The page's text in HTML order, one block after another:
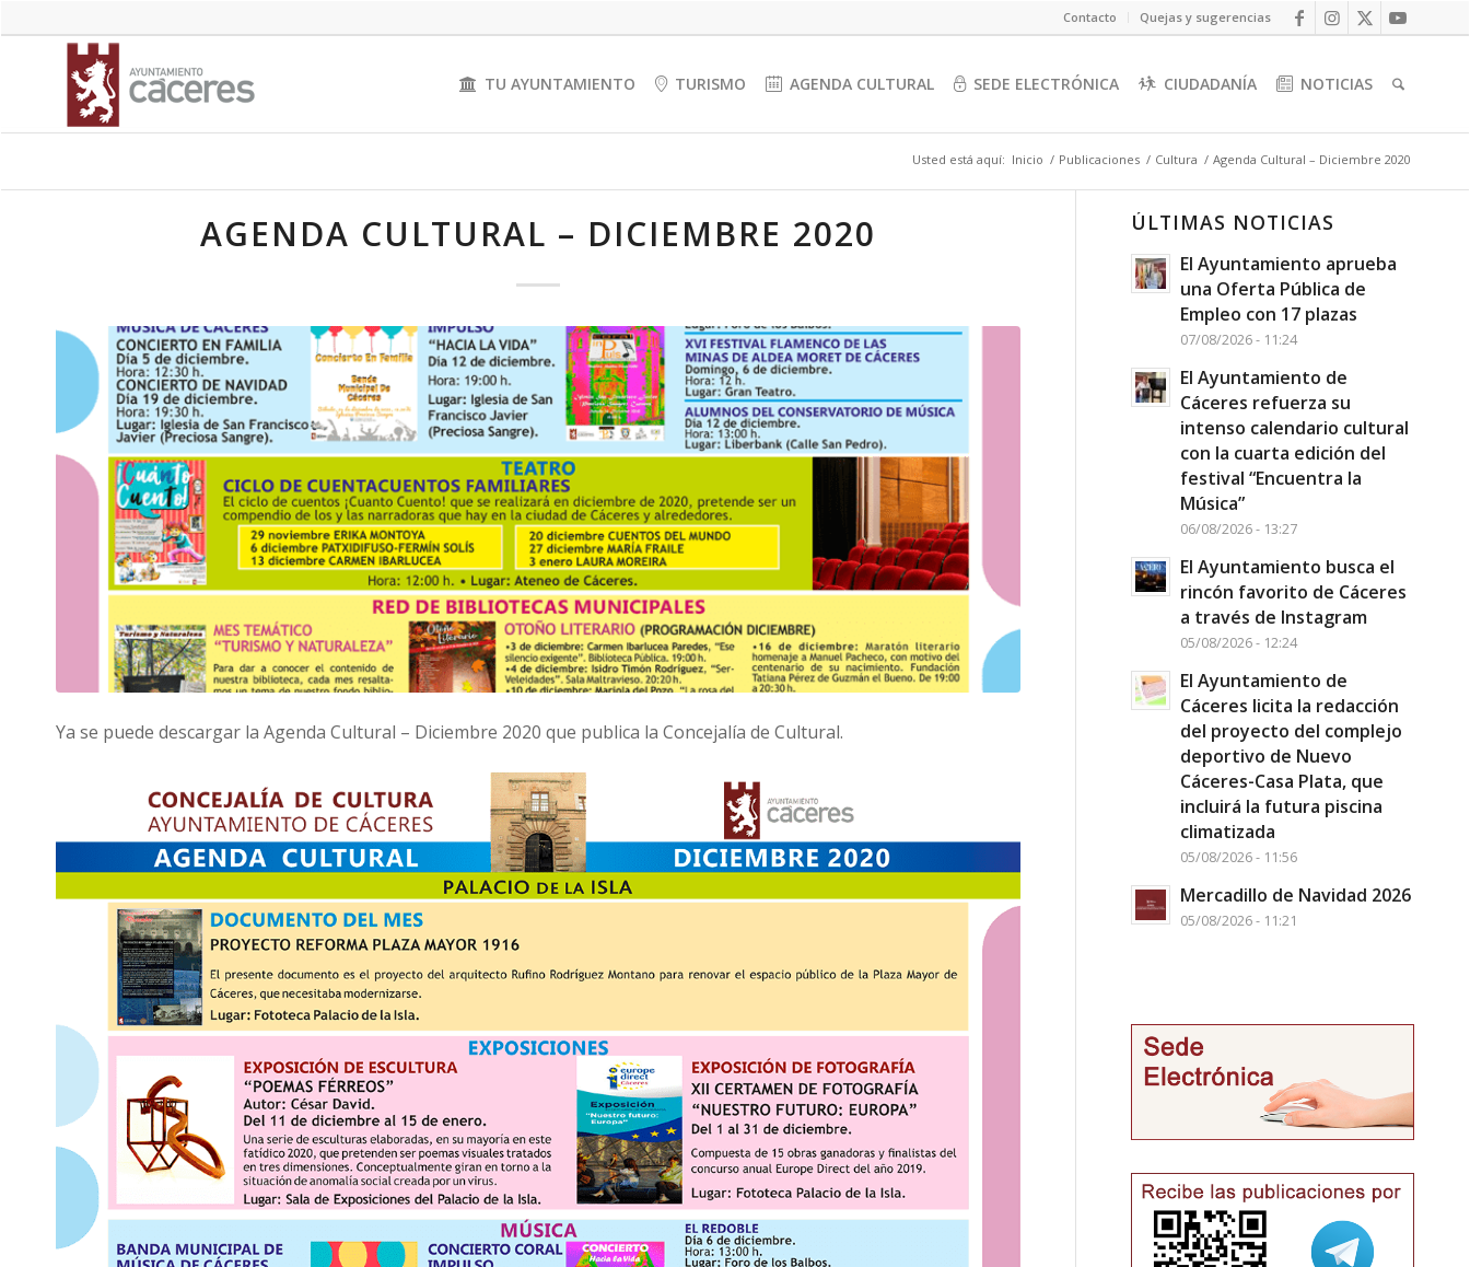
Contacto Quejas y sugerencias
TU AYUNTAMIENTO TURISMO AGENDA CULTURAL SEDE ELECTRÓNICA CIUDADANÍA NOTICIAS
Usted está aquí: Inicio / Publicaciones / Cultura / Agenda Cultural – Diciembre 2020
AGENDA CULTURAL – DICIEMBRE 2020
Ya se puede descargar la Agenda Cultural – Diciembre 2020 que publica la Concejalía de Cultural.
ÚLTIMAS NOTICIAS
El Ayuntamiento aprueba
una Oferta Pública de
Empleo con 17 plazas
07/08/2026 - 11:24
El Ayuntamiento de
Cáceres refuerza su
intenso calendario cultural
con la cuarta edición del
festival “Encuentra la
Música”
06/08/2026 - 13:27
El Ayuntamiento busca el
rincón favorito de Cáceres
a través de Instagram
05/08/2026 - 12:24
El Ayuntamiento de
Cáceres licita la redacción
del proyecto del complejo
deportivo de Nuevo
Cáceres-Casa Plata, que
incluirá la futura piscina
climatizada
05/08/2026 - 11:56
Mercadillo de Navidad 2026
05/08/2026 - 11:21